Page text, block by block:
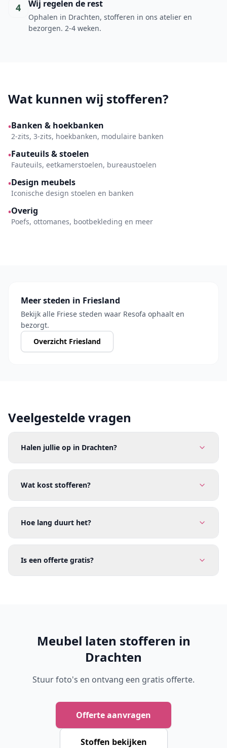
4 Wij regelen de rest
Ophalen in Drachten, stofferen in ons atelier en
bezorgen. 2-4 weken.
Wat kunnen wij stofferen?
•Banken & hoekbanken
2-zits, 3-zits, hoekbanken, modulaire banken
•Fauteuils & stoelen
Fauteuils, eetkamerstoelen, bureaustoelen
•Design meubels
Iconische design stoelen en banken
•Overig
Poefs, ottomanes, bootbekleding en meer
Meer steden in Friesland
Bekijk alle Friese steden waar Resofa ophaalt en
bezorgt.
Overzicht Friesland
Veelgestelde vragen
Halen jullie op in Drachten?
Wat kost stofferen?
Hoe lang duurt het?
Is een offerte gratis?
Meubel laten stofferen in
Drachten
Stuur foto's en ontvang een gratis offerte.
Offerte aanvragen
Stoffen bekijken